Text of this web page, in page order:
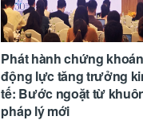
Phát hành chứng
động lực tăng trưởng
tế: Bước ngoặt từ
pháp lý mới